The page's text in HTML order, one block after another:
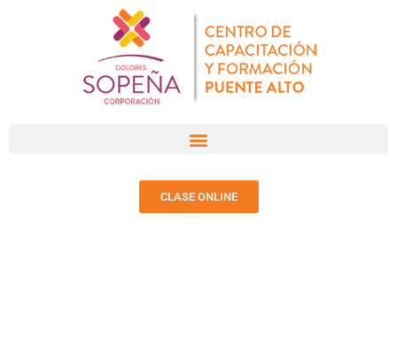
CLASE ONLINE